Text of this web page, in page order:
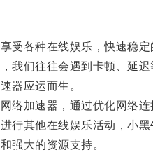
各种在线娱乐，快速稳定
们往往会遇到卡顿、延迟
应运而生。
加速器，通过优化网络连
其他在线娱乐活动，小黑
大的资源支持。